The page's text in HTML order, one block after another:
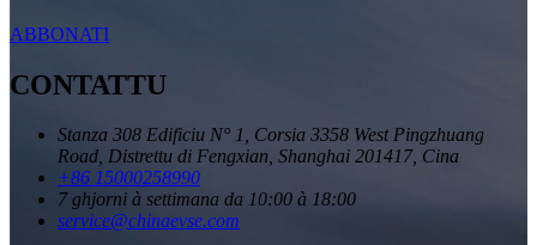
ABBONATI
CONTATTU
Stanza 308 Edificiu N° 1, Corsia 3358 West Pingzhuang
Road, Distrettu di Fengxian, Shanghai 201417, Cina
+86 15000258990
7 ghjorni à settimana da 10:00 à 18:00
service@chinaevse.com